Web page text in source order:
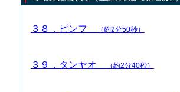
３８．ピンフ （約2分50秒）
３９．タンヤオ （約2分40秒）